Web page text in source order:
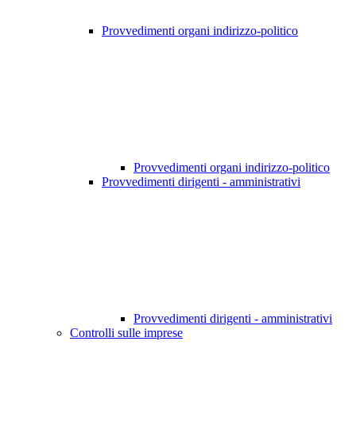
Provvedimenti organi indirizzo-politico
Provvedimenti organi indirizzo-politico
Provvedimenti dirigenti - amministrativi
Provvedimenti dirigenti - amministrativi
Controlli sulle imprese